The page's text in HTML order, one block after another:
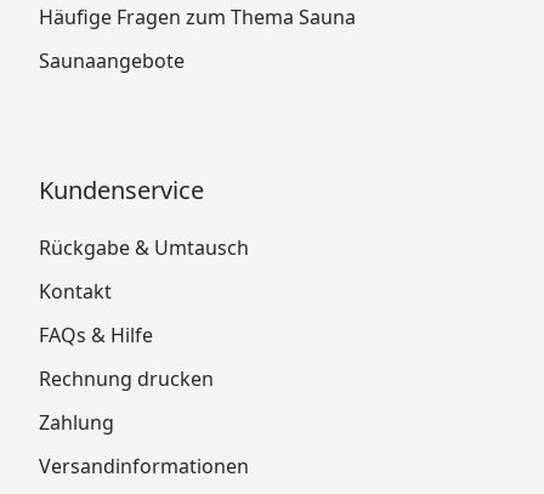
Häufige Fragen zum Thema Sauna
Saunaangebote
Kundenservice
Rückgabe & Umtausch
Kontakt
FAQs & Hilfe
Rechnung drucken
Zahlung
Versandinformationen